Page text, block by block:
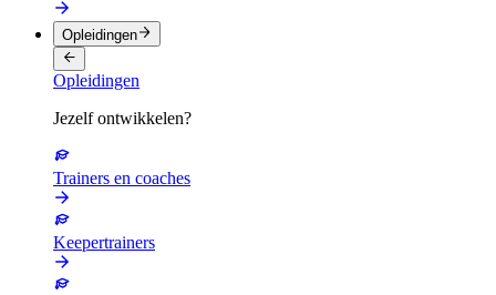
Opleidingen
Opleidingen
Jezelf ontwikkelen?
Trainers en coaches
Keepertrainers